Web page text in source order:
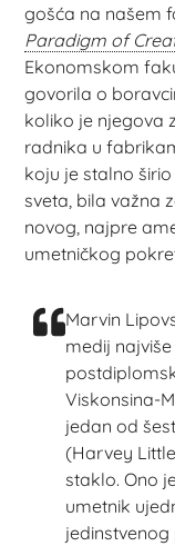
gošća na našem
Paradigm of
Ekonomskom
govorila o
koliko je njegova
radnika u
koju je stalno
sveta, bila važna
novog, najpre
umetničkog
Marvin
medij
Viskonsina-
jedan od
(Harvey
staklo. Ono
umetnik